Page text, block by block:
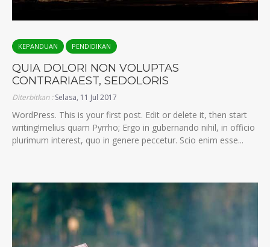
KEPANDUAN PENDIDIKAN
QUIA DOLORI NON VOLUPTAS
CONTRARIAEST, SEDOLORIS
Diterbitkan :Selasa, 11 Jul 2017
WordPress. This is your first post. Edit or delete it, then start
writing!melius quam Pyrrho; Ergo in gubernando nihil, in officio
plurimum interest, quo in genere peccetur. Scio enim esse...